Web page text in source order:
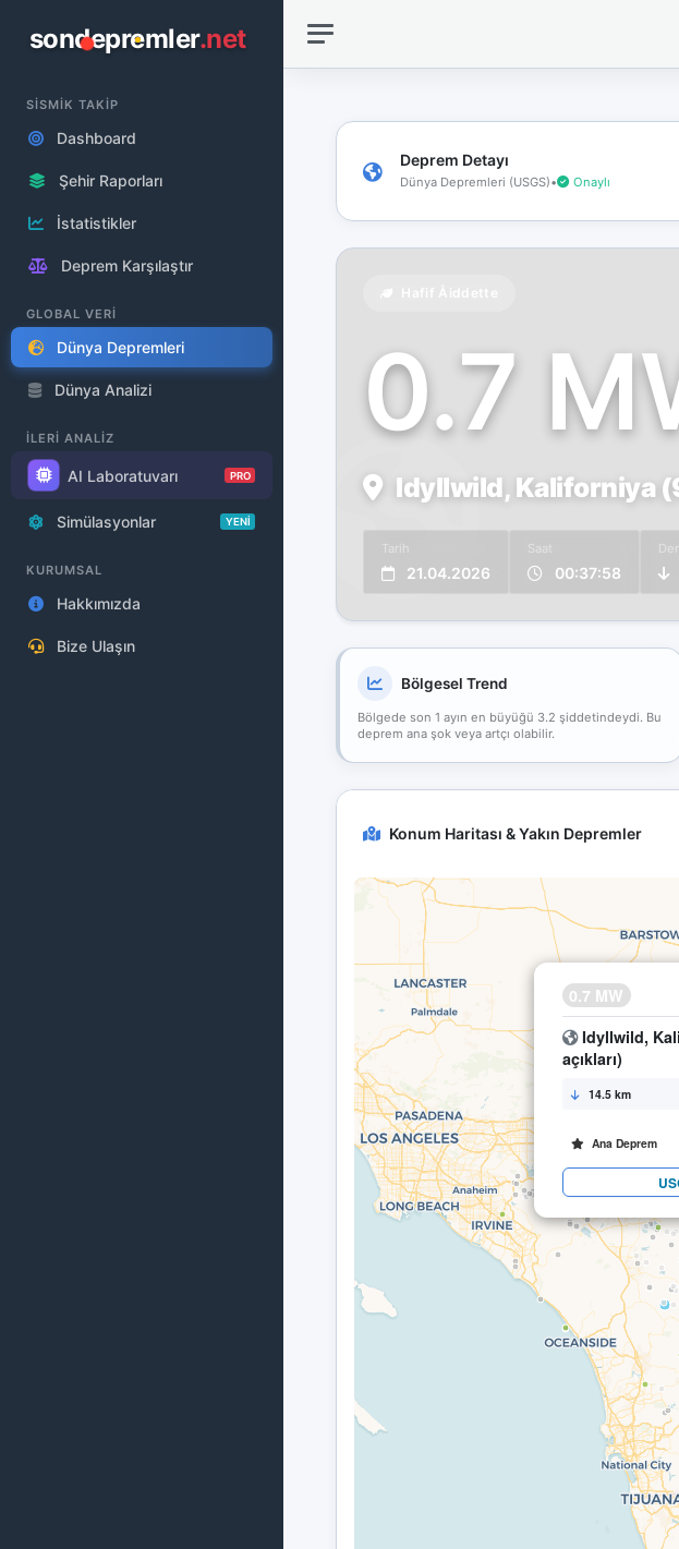
sondepremler.net
SİSMİK TAKİP
Dashboard
Şehir Raporları
İstatistikler
Deprem Karşılaştır
GLOBAL VERİ
Dünya Depremleri
Dünya Analizi
İLERİ ANALİZ
AI Laboratuvarı PRO
Simülasyonlar YENİ
KURUMSAL
Hakkımızda
Bize Ulaşın
Deprem Detayı
Dünya Depremleri (USGS)• Onaylı
0.7
Idyllwild, Kaliforniya
Tarih
21.04.2026
Saat
00:37:58
Bölgesel Trend
Bölgede son 1 ayın en büyüğü 3.2 şiddetindeydi. Bu
deprem ana şok veya artçı olabilir.
Konum Haritası & Yakın Depremler
0.7 MW
Idyllwild,
açıkları)
14.5 km
Ana Deprem